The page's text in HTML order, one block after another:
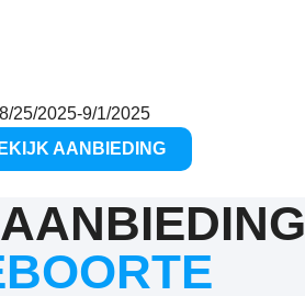
8/25/2025-9/1/2025
AANBIEDING